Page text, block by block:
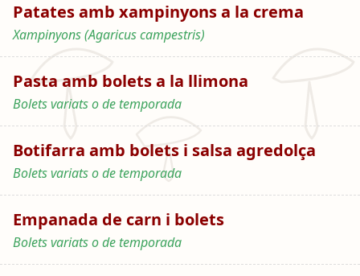
Patates amb xampinyons a la crema
Xampinyons (Agaricus campestris)
Pasta amb bolets a la llimona
Bolets variats o de temporada
Botifarra amb bolets i salsa agredolça
Bolets variats o de temporada
Empanada de carn i bolets
Bolets variats o de temporada